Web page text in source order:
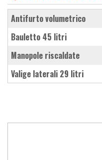
antifurto volumetrico
bauletto 45 litri
manopole riscaldate
valige laterali 29 litri